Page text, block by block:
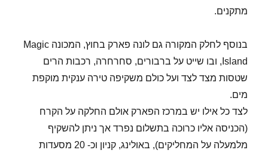
מתקנים.
בנוסף לחלק המקורה גם לונה פארק בחוץ, המכונה Magic
Island, ובו שייט על ברבורים, סחרחרה, רכבות הרים
שטסות מצד לצד ועל כולם משקיפה טירה ענקית מוקפת
מים.
לצד כל אילו יש במרכז הפארק אולם החלקה על הקרח
(הכניסה אליו כרוכה בתשלום נפרד אך ניתן להשקיף
מלמעלה על המחליקים), באולינג, קניון וכ- 20 מסעדות